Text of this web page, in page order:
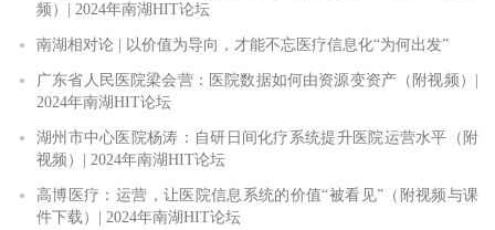
频）| 2024年南湖HIT论坛
南湖相对论 | 以价值为导向，才能不忘医疗信息化“为何出发”
广东省人民医院梁会营：医院数据如何由资源变资产（附视频）|
2024年南湖HIT论坛
湖州市中心医院杨涛：自研日间化疗系统提升医院运营水平（附
视频）| 2024年南湖HIT论坛
高博医疗：运营，让医院信息系统的价值“被看见”（附视频与课
件下载）| 2024年南湖HIT论坛